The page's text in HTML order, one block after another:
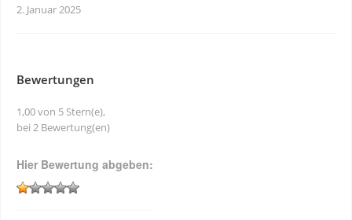
2. Januar 2025
Bewertungen
1,00 von 5 Stern(e),
bei 2 Bewertung(en)
Hier Bewertung abgeben: